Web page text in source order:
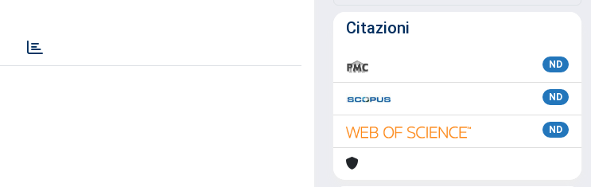
Citazioni
ND
ND
ND